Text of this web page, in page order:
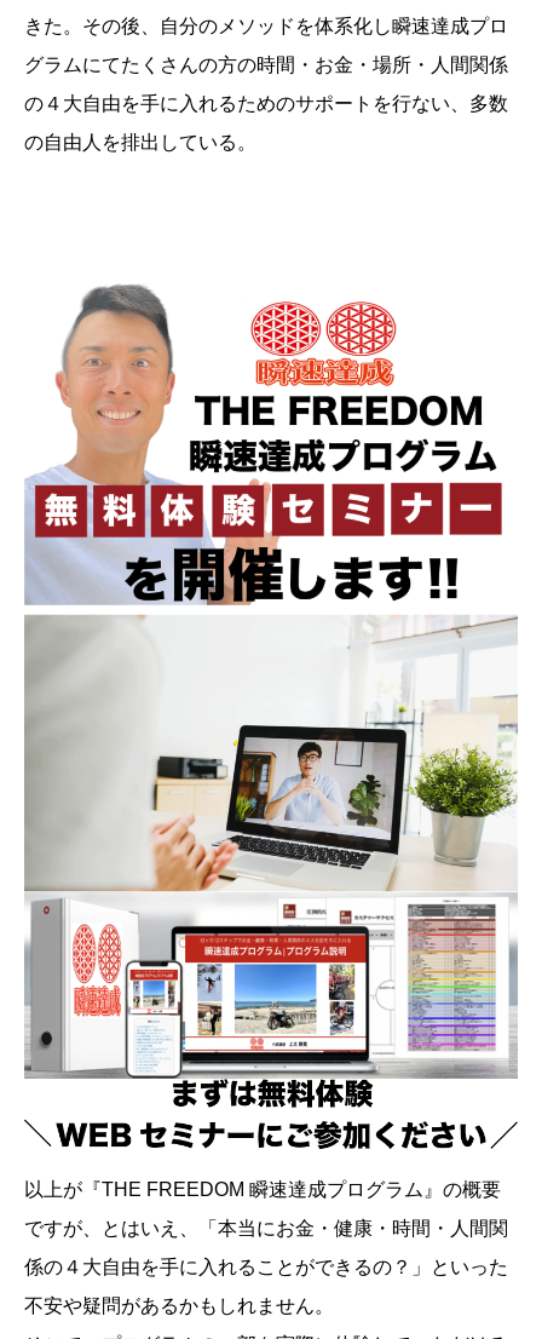
きた。その後、自分のメソッドを体系化し瞬速達成プロ
グラムにてたくさんの方の時間・お金・場所・人間関係
の４大自由を手に入れるためのサポートを行ない、多数
の自由人を排出している。
以上が『THE FREEDOM 瞬速達成プログラム』の概要
ですが、とはいえ、「本当にお金・健康・時間・人間関
係の４大自由を手に入れることができるの？」といった
不安や疑問があるかもしれません。